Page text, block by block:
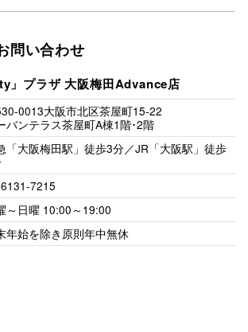
問い合わせ
」プラザ 大阪梅田Advance店
0013大阪市北区茶屋町15-22
バンテラス茶屋町A棟1階･2階
「大阪梅田駅」徒歩3分／JR「大阪駅」徒歩
7215
～日曜 10:00～19:00
年始を除き原則年中無休